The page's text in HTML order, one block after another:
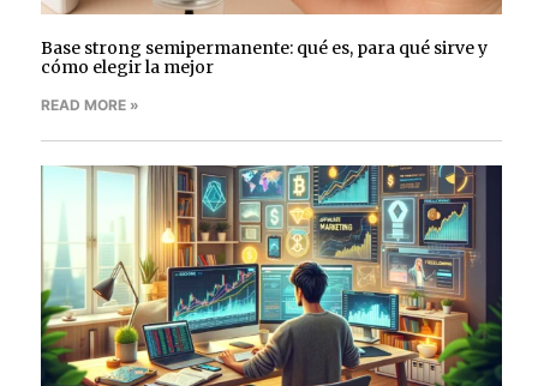
Base strong semipermanente: qué es, para qué sirve y
cómo elegir la mejor
READ MORE »